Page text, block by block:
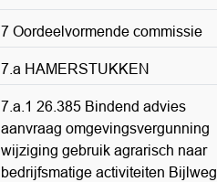
7 Oordeelvormende commissie
7.a HAMERSTUKKEN
7.a.1 26.385 Bindend advies
aanvraag omgevingsvergunning
wijziging gebruik agrarisch naar
bedrijfsmatige activiteiten Bijlweg